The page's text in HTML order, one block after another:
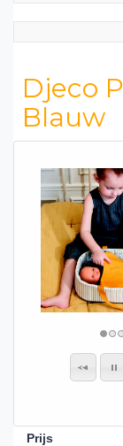
Djeco
Blauw
Prijs